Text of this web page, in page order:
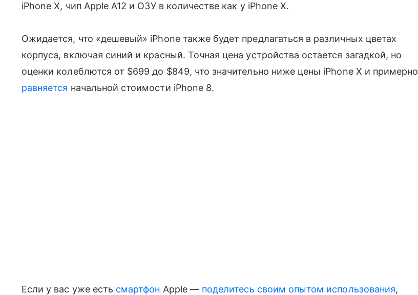
iPhone X, чип Apple A12 и ОЗУ в количестве как у iPhone X.
Ожидается, что «дешевый» iPhone также будет предлагаться в различных цветах
корпуса, включая синий и красный. Точная цена устройства остается загадкой, но
оценки колеблются от $699 до $849, что значительно ниже цены iPhone X и примерно
равняется начальной стоимости iPhone 8.
Если у вас уже есть смартфон Apple — поделитесь своим опытом использования,